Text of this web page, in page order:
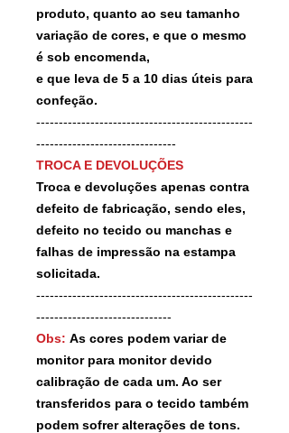
produto, quanto ao seu tamanho
variação de cores, e que o mesmo
é sob encomenda,
e que leva de 5 a 10 dias úteis para
confeção.
------------------------------------------------
-------------------------------
TROCA E DEVOLUÇÕES
Troca e devoluções apenas contra
defeito de fabricação, sendo eles,
defeito no tecido ou manchas e
falhas de impressão na estampa
solicitada.
------------------------------------------------
------------------------------
Obs: As cores podem variar de
monitor para monitor devido
calibração de cada um. Ao ser
transferidos para o tecido também
podem sofrer alterações de tons.